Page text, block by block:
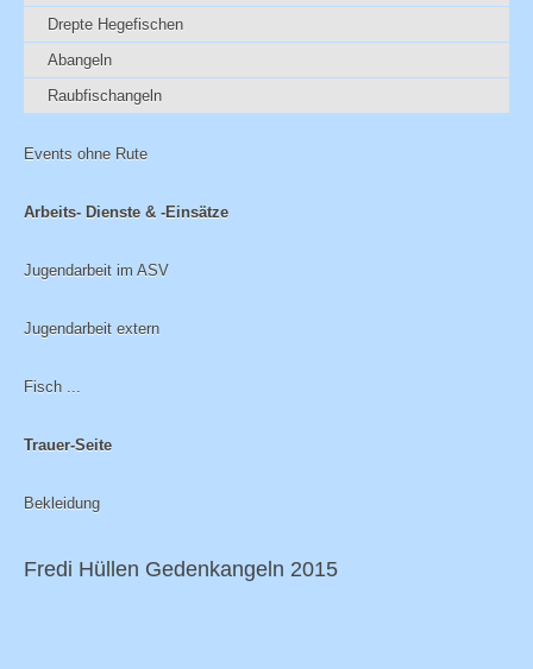
Drepte Hegefischen
Abangeln
Raubfischangeln
Events ohne Rute
Arbeits- Dienste & -Einsätze
Jugendarbeit im ASV
Jugendarbeit extern
Fisch ...
Trauer-Seite
Bekleidung
Fredi Hüllen Gedenkangeln 2015